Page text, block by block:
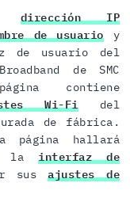
dirección IP
de usuarioy
de usuario del
de SMC
contiene
Wi-Fidel
de fábrica.
página hallará
a lainterfaz de
susajustes de